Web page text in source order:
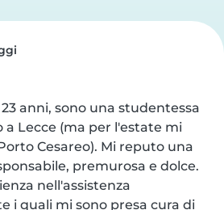
anni, sono una studentessa
a Lecce (ma per l'estate mi
Cesareo). Mi reputo una
premurosa e dolce.
nell'assistenza
i quali mi sono presa cura di